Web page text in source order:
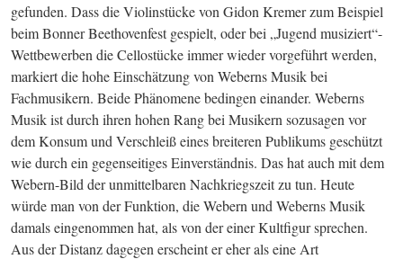
gefunden. Dass die Violinstücke von Gidon Kremer zum Beispiel
beim Bonner Beethovenfest gespielt, oder bei „Jugend musiziert“-
Wettbewerben die Cellostücke immer wieder vorgeführt werden,
markiert die hohe Einschätzung von Weberns Musik bei
Fachmusikern. Beide Phänomene bedingen einander. Weberns
Musik ist durch ihren hohen Rang bei Musikern sozusagen vor
dem Konsum und Verschleiß eines breiteren Publikums geschützt
wie durch ein gegenseitiges Einverständnis. Das hat auch mit dem
Webern-Bild der unmittelbaren Nachkriegszeit zu tun. Heute
würde man von der Funktion, die Webern und Weberns Musik
damals eingenommen hat, als von der einer Kultfigur sprechen.
Aus der Distanz dagegen erscheint er eher als eine Art